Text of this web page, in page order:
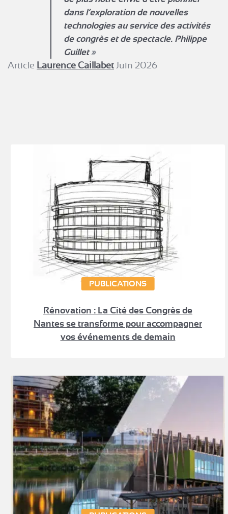
dans l’exploration de nouvelles
technologies au service des activités
de congrès et de spectacle. Philippe
Guillet
Article Laurence Caillabet Juin 2026
PUBLICATIONS
Rénovation : La Cité des Congrès de
Nantes se transforme pour accompagner
vos événements de demain